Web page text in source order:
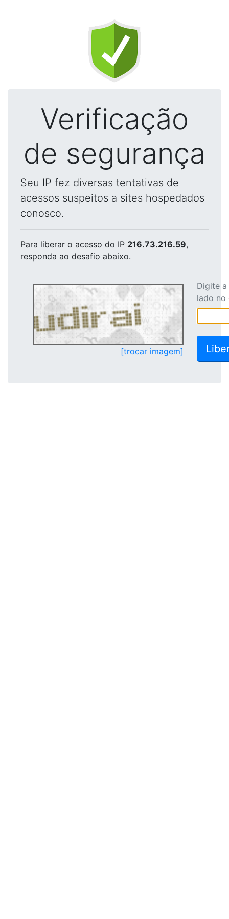
Verificação
de segurança
Seu IP fez diversas tentativas de
acessos suspeitos a sites hospedados
conosco.
Para liberar o acesso do IP 216.73.216.59,
responda ao desafio abaixo.
[trocar imagem]
Digite
lado no